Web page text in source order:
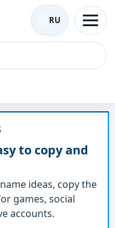
RU
to copy and
ideas, copy the
games, social
accounts.